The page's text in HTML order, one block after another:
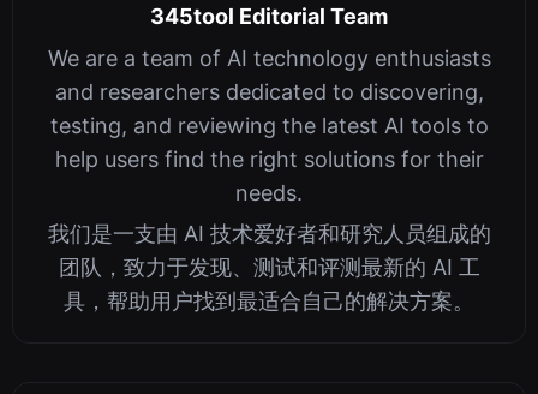
345tool Editorial Team
We are a team of AI technology enthusiasts
and researchers dedicated to discovering,
testing, and reviewing the latest AI tools to
help users find the right solutions for their
needs.
我们是一支由 AI 技术爱好者和研究人员组成的
团队，致力于发现、测试和评测最新的 AI 工
具，帮助用户找到最适合自己的解决方案。